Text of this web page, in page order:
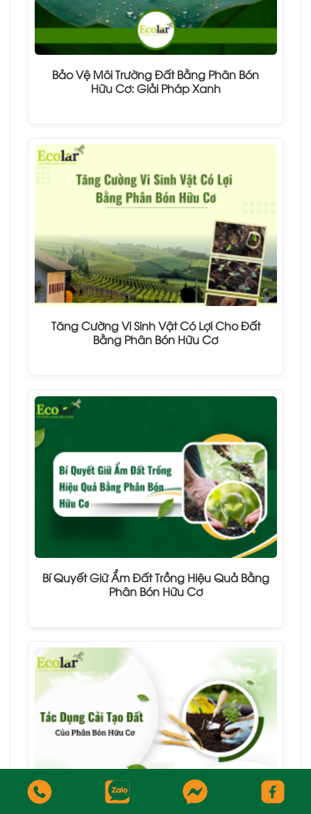
Bảo Vệ Môi Trường Đất Bằng Phân Bón
Hữu Cơ: Giải Pháp Xanh
Tăng Cường Vi Sinh Vật Có Lợi Cho Đất
Bằng Phân Bón Hữu Cơ
Bí Quyết Giữ Ẩm Đất Trồng Hiệu Quả Bằng
Phân Bón Hữu Cơ